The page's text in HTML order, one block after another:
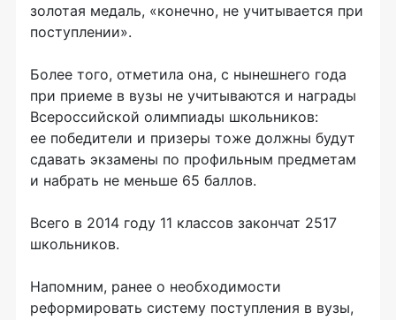
золотая медаль, «конечно, не учитывается при
поступлении».
Более того, отметила она, с нынешнего года
при приеме в вузы не учитываются и награды
Всероссийской олимпиады школьников:
ее победители и призеры тоже должны будут
сдавать экзамены по профильным предметам
и набрать не меньше 65 баллов.
Всего в 2014 году 11 классов закончат 2517
школьников.
Напомним, ранее о необходимости
реформировать систему поступления в вузы,